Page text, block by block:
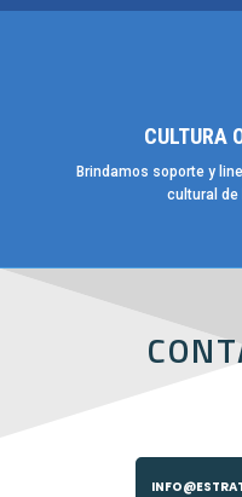
CULTURA
Brindamos soporte y
cultural de